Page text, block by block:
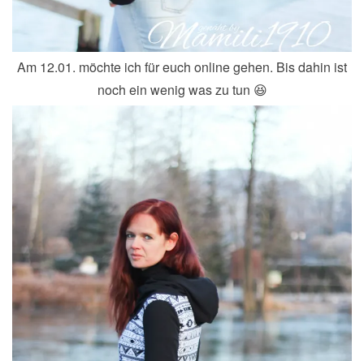
Am 12.01. möchte ich für euch online gehen. Bis dahin ist
noch ein wenig was zu tun 😆